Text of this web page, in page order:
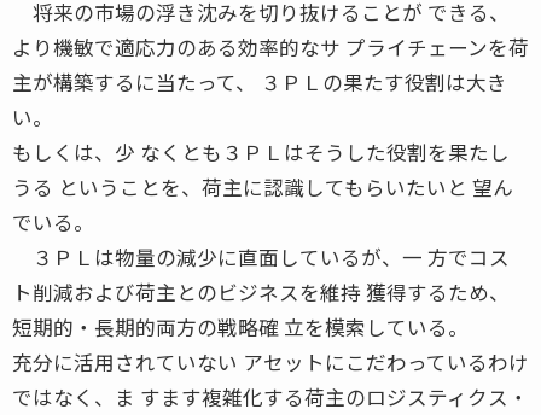
将来の市場の浮き沈みを切り抜けることが できる、
より機敏で適応力のある効率的なサ プライチェーンを荷
主が構築するに当たって、 ３ＰＬの果たす役割は大き
い。
もしくは、少 なくとも３ＰＬはそうした役割を果たし
うる ということを、荷主に認識してもらいたいと 望ん
でいる。
３ＰＬは物量の減少に直面しているが、一 方でコス
ト削減および荷主とのビジネスを維持 獲得するため、
短期的・長期的両方の戦略確 立を模索している。
充分に活用されていない アセットにこだわっているわけ
ではなく、ま すます複雑化する荷主のロジスティクス・